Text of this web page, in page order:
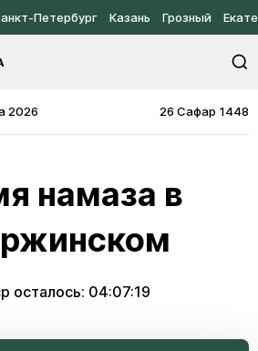
Петербург Казань Грозный
2026 26 Сафар 1448
намаза в
осталось: 04:07:19